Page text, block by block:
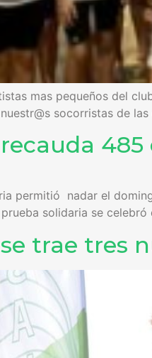
mas pequeños del
socorristas de
permitió nadar el
solidaria se
trae tres